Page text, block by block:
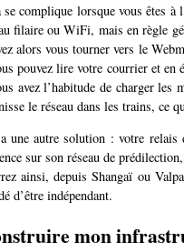
se complique lorsque vous êtes à
filaire ou WiFi, mais en règle
alors vous tourner vers le
pouvez lire votre courrier et en
avez l’habitude de charger les
le réseau dans les trains, ce
une autre solution : votre relais
sur son réseau de
ainsi, depuis Shangaï ou
d’être indépendant.
mon